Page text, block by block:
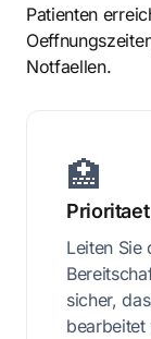
Patienten
Notfaellen.
🏥
Leiten
sicher,